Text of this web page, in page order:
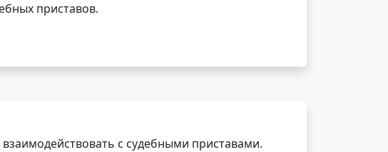
приставов.
с судебными приставами.